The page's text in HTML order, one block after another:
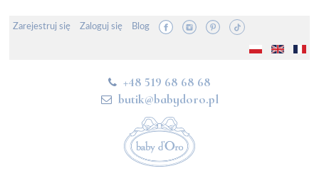
Zarejestruj się Zaloguj się Blog
+48 519 68 68 68
butik@babydoro.pl